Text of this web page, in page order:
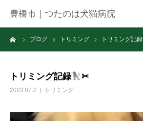
豊橋市｜つたのは犬猫病院
ブログ トリミング トリミング記録
トリミング記録 ✂
2023.07.2 トリミング
病院紹介